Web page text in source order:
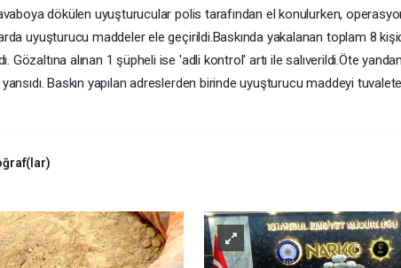
dökülen uyuşturucular polis tarafından el konulurken,
uyuşturucu maddeler ele geçirildi.Baskında yakalanan toplam 8
Gözaltına alınan 1 şüpheli ise 'adli kontrol' artı ile salıverildi.Öte
Baskın yapılan adreslerden birinde uyuşturucu maddeyi